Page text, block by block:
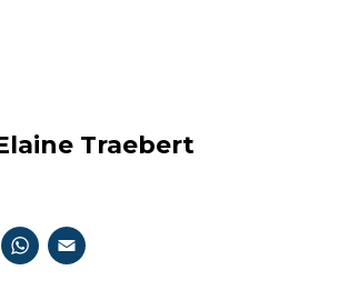
Traebert
FacebookWhatsApp